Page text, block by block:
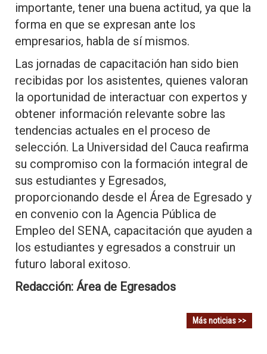
importante, tener una buena actitud, ya que la
forma en que se expresan ante los
empresarios, habla de sí mismos.
Las jornadas de capacitación han sido bien
recibidas por los asistentes, quienes valoran
la oportunidad de interactuar con expertos y
obtener información relevante sobre las
tendencias actuales en el proceso de
selección. La Universidad del Cauca reafirma
su compromiso con la formación integral de
sus estudiantes y Egresados,
proporcionando desde el Área de Egresado y
en convenio con la Agencia Pública de
Empleo del SENA, capacitación que ayuden a
los estudiantes y egresados a construir un
futuro laboral exitoso.
Redacción: Área de Egresados
Más noticias